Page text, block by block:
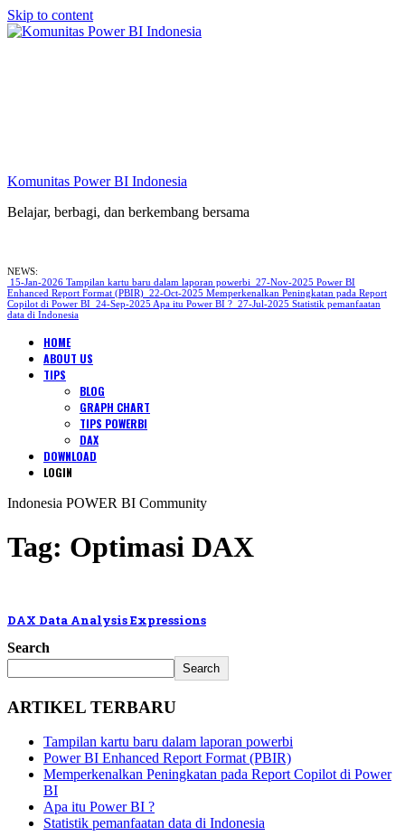
Skip to content
Komunitas Power BI Indonesia
Belajar, berbagi, dan berkembang bersama
NEWS:
15-Jan-2026 Tampilan kartu baru dalam laporan powerbi 27-Nov-2025 Power BI
Enhanced Report Format (PBIR) 22-Oct-2025 Memperkenalkan Peningkatan pada Report
Copilot di Power BI 24-Sep-2025 Apa itu Power BI ? 27-Jul-2025 Statistik pemanfaatan
data di Indonesia
HOME
ABOUT US
TIPS
BLOG
GRAPH CHART
TIPS POWERBI
DAX
DOWNLOAD
LOGIN
Indonesia POWER BI Community
Tag: Optimasi DAX
DAX Data Analysis Expressions
Search
Search
ARTIKEL TERBARU
Tampilan kartu baru dalam laporan powerbi
Power BI Enhanced Report Format (PBIR)
Memperkenalkan Peningkatan pada Report Copilot di Power
BI
Apa itu Power BI ?
Statistik pemanfaatan data di Indonesia